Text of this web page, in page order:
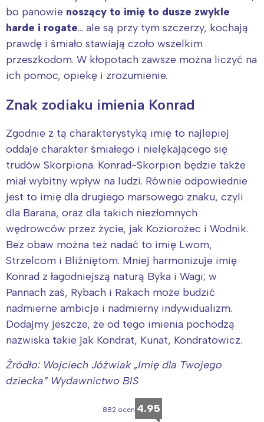
bo panowie noszący to imię to dusze zwykle
harde i rogate… ale są przy tym szczerzy, kochają
prawdę i śmiało stawiają czoło wszelkim
przeszkodom. W kłopotach zawsze można liczyć na
ich pomoc, opiekę i zrozumienie.
Znak zodiaku imienia Konrad
Zgodnie z tą charakterystyką imię to najlepiej
oddaje charakter śmiałego i nielękającego się
trudów Skorpiona. Konrad-Skorpion będzie także
miał wybitny wpływ na ludzi. Równie odpowiednie
jest to imię dla drugiego marsowego znaku, czyli
dla Barana, oraz dla takich niezłomnych
wędrowców przez życie, jak Koziorożec i Wodnik.
Bez obaw można też nadać to imię Lwom,
Strzelcom i Bliźniętom. Mniej harmonizuje imię
Konrad z łagodniejszą naturą Byka i Wagi; w
Pannach zaś, Rybach i Rakach może budzić
nadmierne ambicje i nadmierny indywidualizm.
Dodajmy jeszcze, że od tego imienia pochodzą
nazwiska takie jak Kondrat, Kunat, Kondratowicz.
Źródło: Wojciech Jóźwiak „Imię dla Twojego
dziecka” Wydawnictwo BIS
882 ocen 4.95
Interesują mnie wydarzenia z
tego regionu:
Warszawa
Trójmiasto
Poznań
Śląsk
Kraków
Południe
Wszystkie